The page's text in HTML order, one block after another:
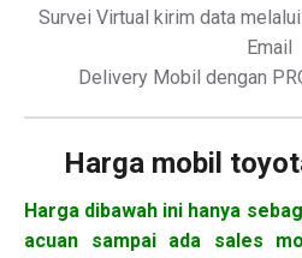
Survei Virtual kirim data
Email
Delivery Mobil dengan
Harga mobil
Harga dibawah ini hanya
acuan sampai ada sales